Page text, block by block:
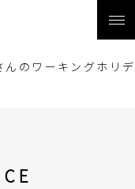
んのワーキングホリデ